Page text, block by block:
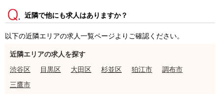
近隣で他にも求人はありますか？
以下の近隣エリアの求人一覧ページよりご確認ください。
近隣エリアの求人を探す
渋谷区
目黒区 大田区 杉並区 狛江市
調布市
三鷹市